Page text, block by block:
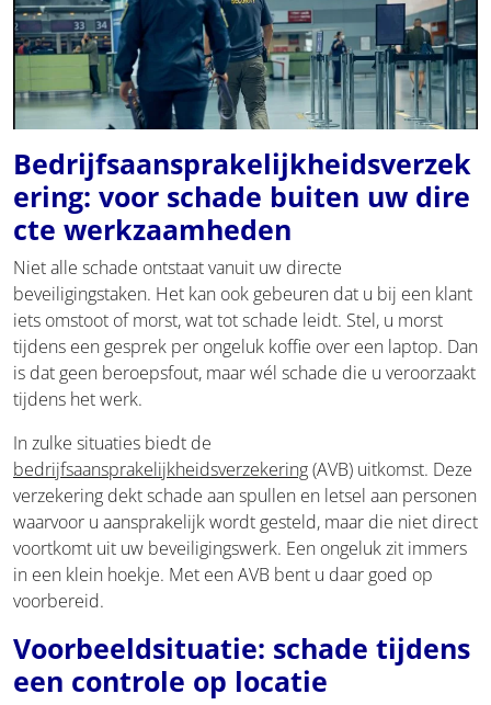
Bedrijfsaansprakelijkheidsverzek
ering: voor schade buiten uw dire
cte werkzaamheden
Niet alle schade ontstaat vanuit uw directe
beveiligingstaken. Het kan ook gebeuren dat u bij een klant
iets omstoot of morst, wat tot schade leidt. Stel, u morst
tijdens een gesprek per ongeluk koffie over een laptop. Dan
is dat geen beroepsfout, maar wél schade die u veroorzaakt
tijdens het werk.
In zulke situaties biedt de
bedrijfsaansprakelijkheidsverzekering(AVB) uitkomst. Deze
verzekering dekt schade aan spullen en letsel aan personen
waarvoor u aansprakelijk wordt gesteld, maar die niet direct
voortkomt uit uw beveiligingswerk. Een ongeluk zit immers
in een klein hoekje. Met een AVB bent u daar goed op
voorbereid.
Voorbeeldsituatie: schade tijdens
een controle op locatie